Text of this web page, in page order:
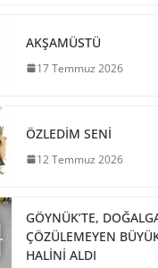
AKŞAMÜSTÜ
17 Temmuz 2026
ÖZLEDİM SENİ
12 Temmuz 2026
GÖYNÜK’TE,
ÇÖZÜLEMEYEN
HALİNİ ALDI